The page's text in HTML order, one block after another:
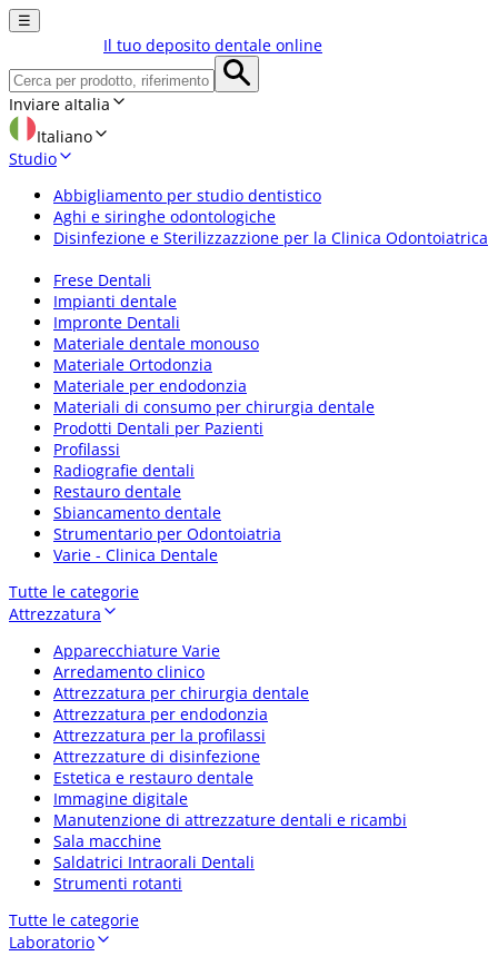
☰
Il tuo deposito dentale online
Inviare aItalia
Italiano
Studio
Abbigliamento per studio dentistico
Aghi e siringhe odontologiche
Disinfezione e Sterilizzazzione per la Clinica Odontoiatrica
Frese Dentali
Impianti dentale
Impronte Dentali
Materiale dentale monouso
Materiale Ortodonzia
Materiale per endodonzia
Materiali di consumo per chirurgia dentale
Prodotti Dentali per Pazienti
Profilassi
Radiografie dentali
Restauro dentale
Sbiancamento dentale
Strumentario per Odontoiatria
Varie - Clinica Dentale
Tutte le categorie
Attrezzatura
Apparecchiature Varie
Arredamento clinico
Attrezzatura per chirurgia dentale
Attrezzatura per endodonzia
Attrezzatura per la profilassi
Attrezzature di disinfezione
Estetica e restauro dentale
Immagine digitale
Manutenzione di attrezzature dentali e ricambi
Sala macchine
Saldatrici Intraorali Dentali
Strumenti rotanti
Tutte le categorie
Laboratorio